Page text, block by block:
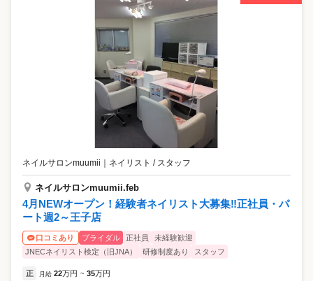
ネイルサロンmuumii ネイリスト / スタッフ
ネイルサロンmuumii.feb
4月NEWオープン！経験者ネイリスト大募集‼正社員・パ
ート週2～王子店
口コミあり ブライダル 正社員
未経験歓迎
JNECネイリスト検定（旧JNA）
研修制度あり スタッフ
正 月給 22万円 ~ 35万円